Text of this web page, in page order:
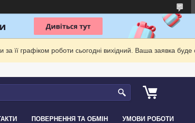
її графіком роботи сьогодні вихідний. Ваша заявка
ПОВЕРНЕННЯ ТА ОБМІН УМОВИ РОБОТИ